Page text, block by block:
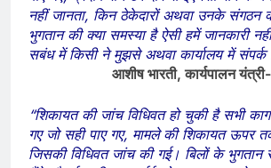
नहीं जानता, किन ठेकेदारों अथवा उनके संगठन
भुगतान की क्या समस्या है ऐसी हमें जानकारी
सबंध में किसी ने मुझसे अथवा कार्यालय में संपर्क
आशीष भारती, कार्यपालन
“शिकायत की जांच विधिवत हो चुकी है सभी
गए जो सही पाए गए, मामले की शिकायत ऊपर
जिसकी विधिवत जांच की गई। बिलों के भुगतान